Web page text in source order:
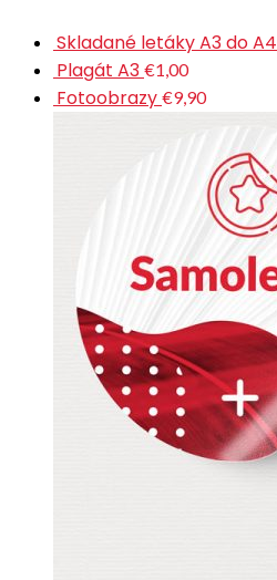
Skladané letáky A3 do A4
Plagát A3 €1,00
Fotoobrazy €9,90